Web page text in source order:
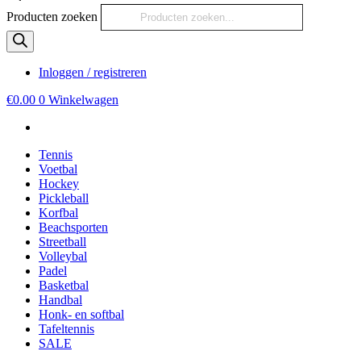
Producten zoeken
Inloggen / registreren
€0.00 0 Winkelwagen
Tennis
Voetbal
Hockey
Pickleball
Korfbal
Beachsporten
Streetball
Volleybal
Padel
Basketbal
Handbal
Honk- en softbal
Tafeltennis
SALE